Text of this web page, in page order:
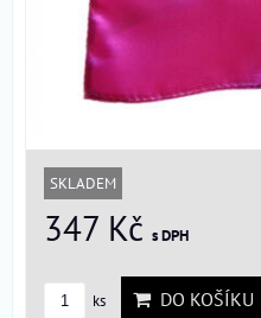
SKLADEM
347 Kč s DPH
ks DO KOŠÍKU